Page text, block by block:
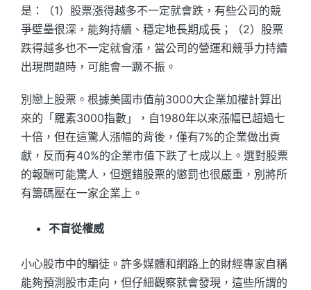
是：（1）股票漲得越多不一定就會跌，有些公司的競
爭壁壘很深，能夠持續、穩定地長期成長；（2）股票
跌得越多也不一定就會漲，當公司的營運和競爭力持續
出現問題時，可能會一蹶不振。
別戀上股票。根據美國市值前3000大企業加權計算出
來的「羅素3000指數」，自1980年以來漲幅已超過七
十倍，但在這驚人漲幅的背後，僅有7%的企業做出貢
獻，反而有40%的企業市值下跌了七成以上。選對股票
的報酬可能驚人，但選錯股票的懲罰也很嚴重，別將所
有籌碼壓在一家企業上。
不盲從權威
小心股市中的騙徒。許多媒體和網路上的財經專家自稱
能夠預測股市走向，但仔細觀察就會發現，這些所謂的